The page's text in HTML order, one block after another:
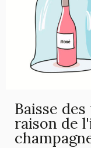
Baisse
raison de